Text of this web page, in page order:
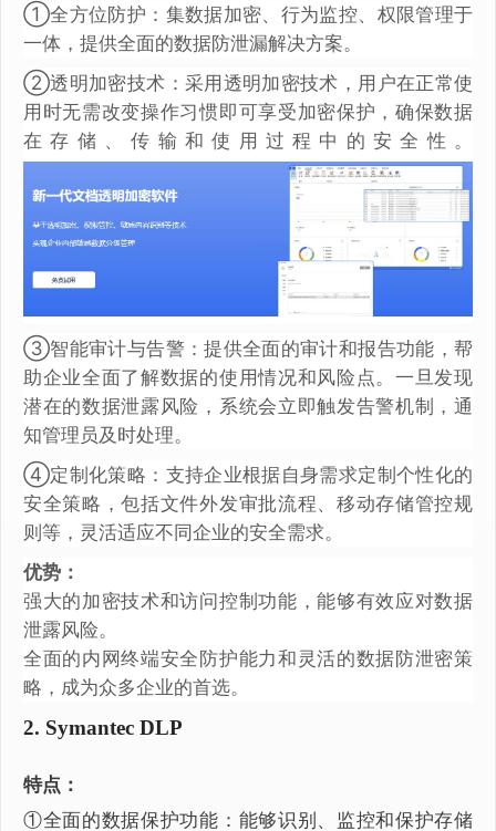
①全方位防护：集数据加密、行为监控、权限管理于
一体，提供全面的数据防泄漏解决方案。
②透明加密技术：采用透明加密技术，用户在正常使
用时无需改变操作习惯即可享受加密保护，确保数据
在存储、传输和使用过程中的安全性。
③智能审计与告警：提供全面的审计和报告功能，帮
助企业全面了解数据的使用情况和风险点。一旦发现
潜在的数据泄露风险，系统会立即触发告警机制，通
知管理员及时处理。
④定制化策略：支持企业根据自身需求定制个性化的
安全策略，包括文件外发审批流程、移动存储管控规
则等，灵活适应不同企业的安全需求。
优势：
强大的加密技术和访问控制功能，能够有效应对数据
泄露风险。
全面的内网终端安全防护能力和灵活的数据防泄密策
略，成为众多企业的首选。
2. Symantec DLP
特点：
①全面的数据保护功能：能够识别、监控和保护存储